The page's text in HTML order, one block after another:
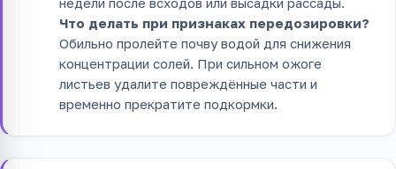
Что делать при признаках передозировки?
Обильно пролейте почву водой для снижения
концентрации солей. При сильном ожоге
листьев удалите повреждённые части и
временно прекратите подкормки.